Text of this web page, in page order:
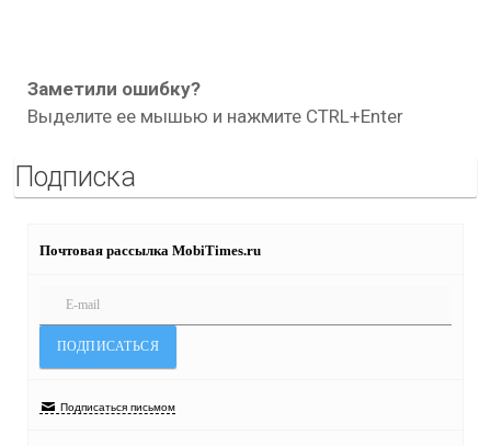
Заметили ошибку?
Выделите ее мышью и нажмите CTRL+Enter
Подписка
Почтовая рассылка MobiTimes.ru
Подписаться письмом